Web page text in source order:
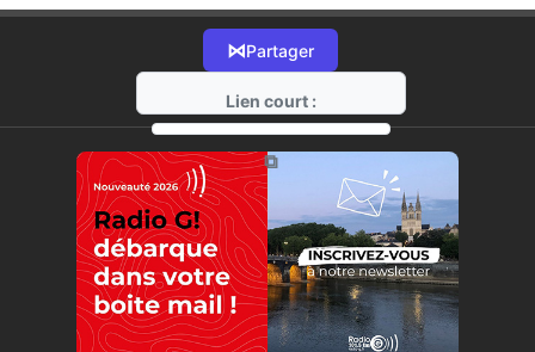
⋈Partager
Lien court :
https://radio-g.fr?17314
⧉